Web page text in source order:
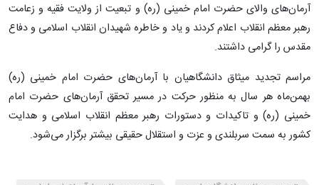
آرمان‌های والای حضرت امام خمینی (ره) و تبعیت از ولایت فقیه و زعامت
رهبر معظم انقلاب اعلام کردند و یاد و خاطره شهیدان انقلاب اسلامی و دفاع
مقدس را گرامی داشتند.
مراسم تجدید میثاق دانشگاهیان با آرمان‌های حضرت امام خمینی (ره)
بهمن‌ماه هر سال به منظور حرکت در مسیر تحقق آرمان‌های حضرت امام
خمینی (ره) و تاکیدات و دستورات رهبر معظم انقلاب اسلامی و هدایت
کشور به سمت سربلندی و عزت و استقلال حقیقی بیشتر برگزار می‌شود.